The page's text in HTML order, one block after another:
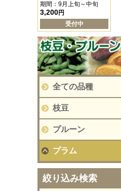
期間：9月上旬～中旬
3,200円
受付中
全ての品種
枝豆
プルーン
プラム
絞り込み検索